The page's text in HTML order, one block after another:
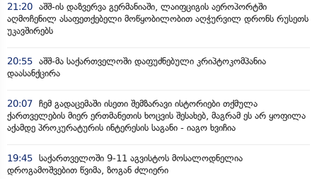
21:20 აშშ-ის დაზვერვა გერმანიაში, ლაიფციგის აეროპორტში
აღმოჩენილ ასაფეთქებელი მოწყობილობით აღჭურვილ დრონს რუსეთს
უკავშირებს
20:55 აშშ-მა საქართველოში დაფუძნებული კრიპტოკომპანია
დაასანქცირა
20:07 ჩემ გადაცემაში ისეთი შემზარავი ისტორიები თქმულა
ქართველების მიერ ერთმანეთის ხოცვის შესახებ, მაგრამ ეს არ ყოფილა
აქამდე პროკურატურის ინტერესის საგანი - იაგო ხვიჩია
19:45 საქართველოში 9-11 აგვისტოს მოსალოდნელია
დროგამოშვებით წვიმა, ზოგან ძლიერი